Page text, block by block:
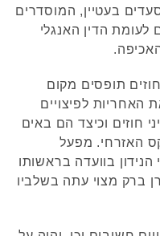
בעטיין, המוסדרים
לעומת הדין האנגלי
תופסים מקום
האחריות לפיצויים
חוזים וכיצד הם באים
האזרחי. מפעל
בוועדה בראשותו
ברק מצוי עתה בשלביו